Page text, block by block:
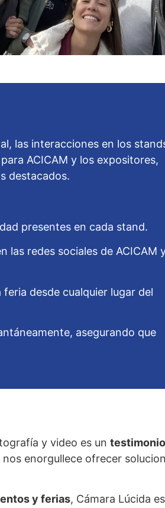
las interacciones en los
ACICAM y los expositores,
destacados.
presentes en cada stand.
las redes sociales de ACICAM
desde cualquier lugar del
asegurando que
y video es un
nos enorgullece ofrecer
y ferias, Cámara Lúcida